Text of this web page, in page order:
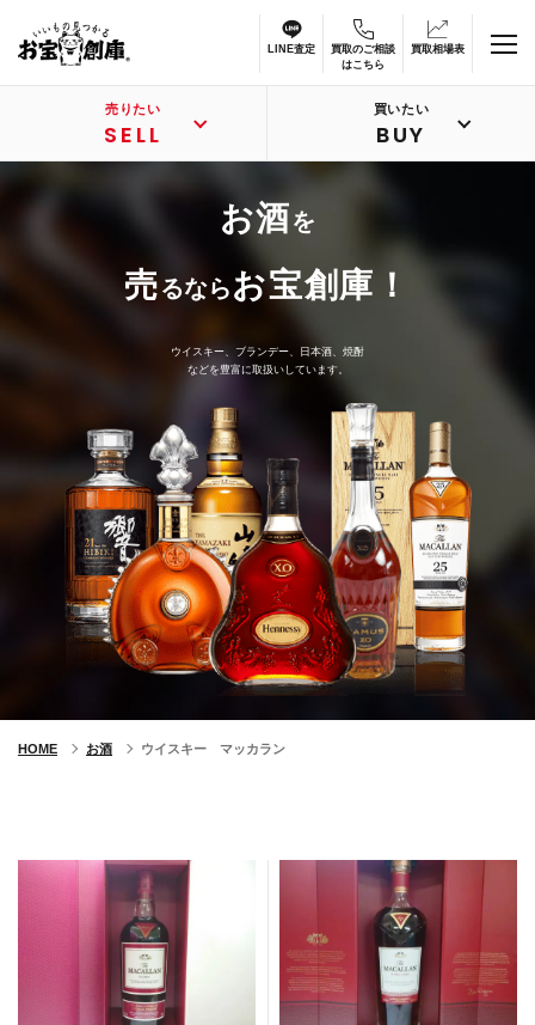
LINE査定
買取のご相談
はこちら
買取相場表
売りたい
SELL
買いたい
BUY
お酒を
売るならお宝創庫！
ウイスキー、ブランデー、日本酒、焼酎
などを豊富に取扱いしています。
HOME お酒 ウイスキー マッカラン